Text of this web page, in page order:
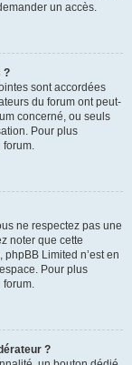
un accès.
?
sont accordées
du forum ont peut-
concerné, ou seuls
Pour plus
forum.
ne respectez pas une
noter que cette
Limited n’est en
Pour plus
forum.
?